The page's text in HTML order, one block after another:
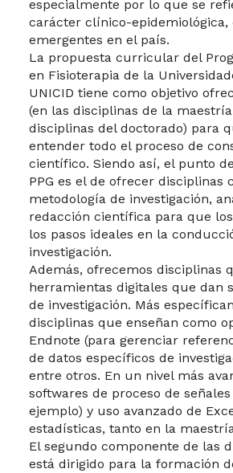
especialmente por lo que se
carácter clínico-epidemiológica,
emergentes en el país.
La propuesta curricular del
en Fisioterapia de la
UNICID tiene como objetivo
(en las disciplinas de la
disciplinas del doctorado) para
entender todo el proceso de
científico. Siendo así, el punto
PPG es el de ofrecer
metodología de investigación,
redacción científica para que
los pasos ideales en la
investigación.
Además, ofrecemos disciplinas
herramientas digitales que dan
de investigación. Más
disciplinas que enseñan como
Endnote (para gerenciar
de datos específicos de
entre otros. En un nivel más
softwares de proceso de
ejemplo) y uso avanzado de
estadísticas, tanto en la
El segundo componente de las
está dirigido para la formación